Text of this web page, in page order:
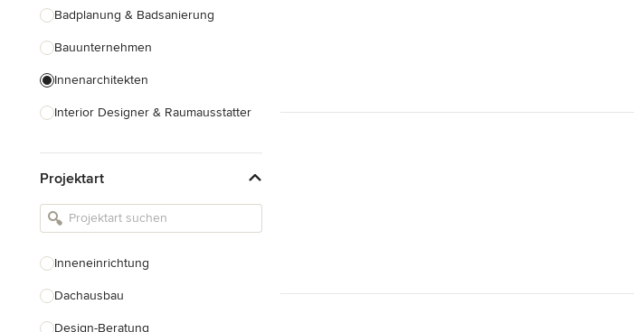
Badplanung & Badsanierung
Bauunternehmen
Innenarchitekten
Interior Designer & Raumausstatter
Landschaftsarchitekten
Armaturen & Sanitärbedarf
Einbauschränke
Projektart
Inneneinrichtung
Dachausbau
Design-Beratung